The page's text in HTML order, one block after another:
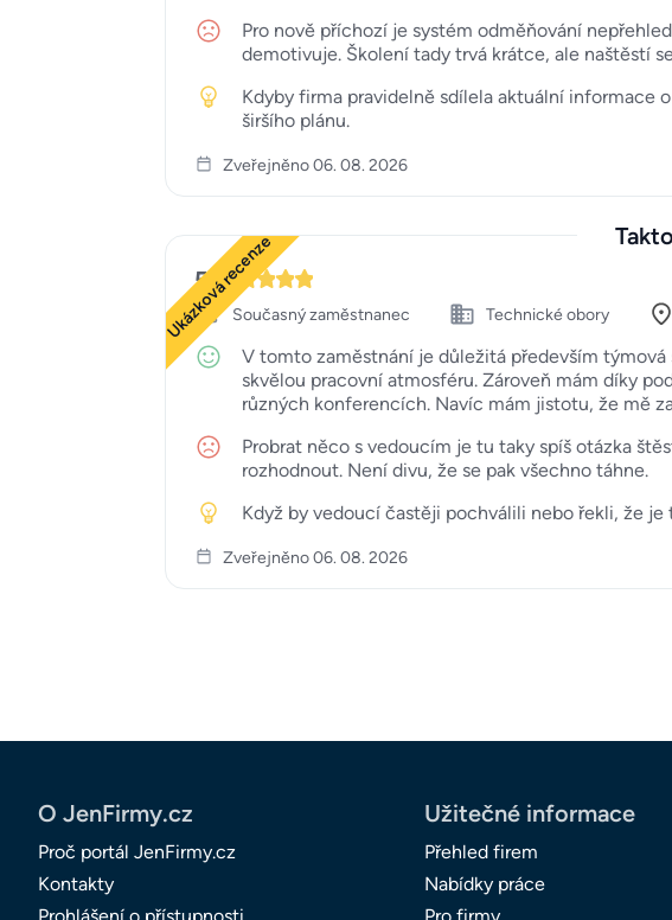
Pro nově příchozí je systém odměňování
demotivuje. Školení tady trvá krátce, ale naštěstí
Kdyby firma pravidelně sdílela aktuální informace
širšího plánu.
Zveřejněno 06. 08. 2026
Ukázková recenze
5
Současný zaměstnanec Technické obory
V tomto zaměstnání je důležitá především
skvělou pracovní atmosféru. Zároveň mám díky
různých konferencích. Navíc mám jistotu, že mě
Probrat něco s vedoucím je tu taky spíš otázka
rozhodnout. Není divu, že se pak všechno táhne.
Když by vedoucí častěji pochválili nebo řekli, že
Zveřejněno 06. 08. 2026
O JenFirmy.cz
Proč portál JenFirmy.cz
Kontakty
Užitečné informace
Přehled firem
Nabídky práce